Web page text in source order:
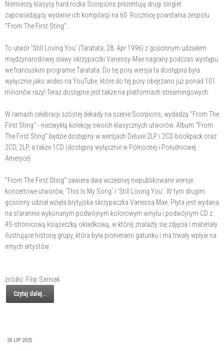
Niemieccy klasycy hard rocka Scorpions prezentują drugi singiel
zapowiadający wydanie ich kompilacji na 60. Rocznicę powstania zespołu
"From The First Sting".
To utwór 'Still Loving You' (Taratata, 28. Apr 1996) z gościnnym udziałem
międzynarodowej sławy skrzypaczki Vanessy-Mae nagrany podczas występu
we francuskim programie Taratata. Do tej pory wersja ta dostępna była
wyłącznie jako wideo na YouTube, które do tej pory obejrzano już ponad 101
milionów razy! Teraz dostępne jest także na platformach streamingowych.
W ramach celebracji szóstej dekady na scenie Scorpions, wydadzą "From The
First Sting" - niezwykłą kolekcję swoich klasycznych utworów. Album "From
The First Sting" będzie dostępny w wersjach Deluxe 2LP i 2CD bookpack oraz
2CD, 2LP, a także 1CD (dostępny wyłącznie w Północnej i Południowej
Ameryce).
"From The First Sting" zawiera dwa wcześniej niepublikowane wersje
koncertowe utworów, 'This Is My Song' i 'Still Loving You'. W tym drugim
gościnny udział wzięła brytyjska skrzypaczka Vanessa Mae. Płyta jest wydana
na starannie wykonanym podwójnym kolorowym winylu i podwójnym CD z
40-stronicową książeczką okładkową, w której znalazły się zdjęcia i materiały
ilustrujące historię grupy, która była pionierami gatunku i ma trwały wpływ na
innych artystów.
źródło: Filip Sarniak
Czytaj dalej...
30 LIP 2025